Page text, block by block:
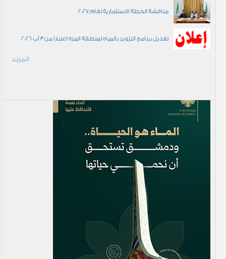
مناقشة الخطة الاستثمارية لعام 2027
تعديل برنامج التزويد بالمياه لمنطقة المزة اعتباراً من 3 آب 2026
المزيد